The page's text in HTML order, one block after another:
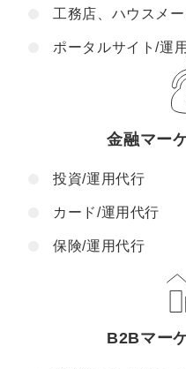
工務店、ハウスメ
ポータルサイト/運
金融マー
投資/運用代行
カード/運用代行
保険/運用代行
B2Bマー